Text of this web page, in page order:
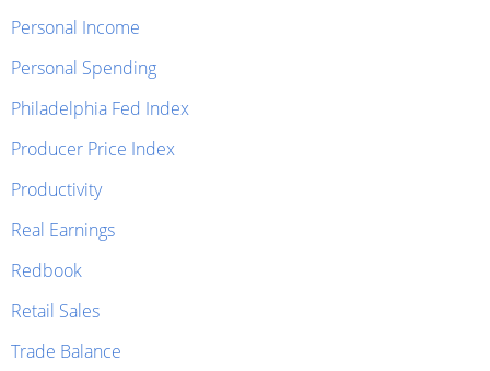
Personal Income
Personal Spending
Philadelphia Fed Index
Producer Price Index
Productivity
Real Earnings
Redbook
Retail Sales
Trade Balance